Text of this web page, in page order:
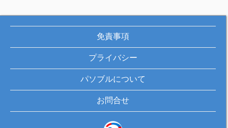
免責事項
プライバシー
パソブルについて
お問合せ